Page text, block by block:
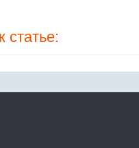
статье: